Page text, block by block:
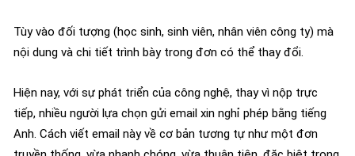
Tùy vào đối tượng (học sinh, sinh viên, nhân viên công ty) mà
nội dung và chi tiết trình bày trong đơn có thể thay đổi.
Hiện nay, với sự phát triển của công nghệ, thay vì nộp trực
tiếp, nhiều người lựa chọn gửi email xin nghỉ phép bằng tiếng
Anh. Cách viết email này về cơ bản tương tự như một đơn